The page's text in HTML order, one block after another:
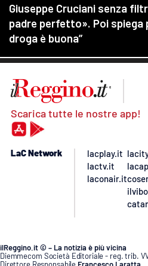
Scarica tutte le nostre app!
LaC Network
lacplay.it
lactv.it
laconair.it
ilReggino.it © – La notizia è più vicina
Diemmecom Società Editoriale - reg. trib.
Direttore Responsabile Francesco Laratta